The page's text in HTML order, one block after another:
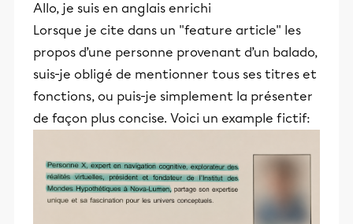
Allo, je suis en anglais enrichi
Lorsque je cite dans un ''feature article'' les
propos d’une personne provenant d’un balado,
suis-je obligé de mentionner tous ses titres et
fonctions, ou puis-je simplement la présenter
de façon plus concise. Voici un example fictif: